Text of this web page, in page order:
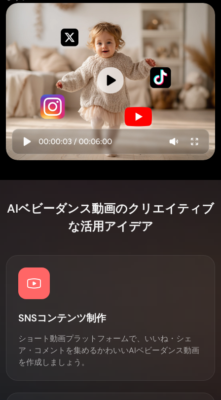
AIベビーダンス動画のクリエイティブ
な活用アイデア
SNSコンテンツ制作
ショート動画プラットフォームで、いいね・シェ
ア・コメントを集めるかわいいAIベビーダンス動画
を作成しましょう。